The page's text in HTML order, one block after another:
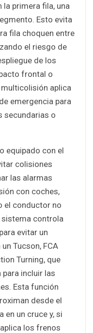
la primera fila, una
Esto evita
fila choquen entre
el riesgo de
de los
frontal o
aplica
emergencia para
secundarias o
equipado con el
colisiones
las alarmas
con coches,
el conductor no
sistema controla
evitar un
Tucson, FCA
Turning, que
incluir las
Esta función
desde el
en un cruce y, si
los frenos